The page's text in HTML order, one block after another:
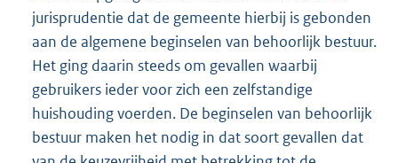
jurisprudentie dat de gemeente hierbij is gebonden
aan de algemene beginselen van behoorlijk bestuur.
Het ging daarin steeds om gevallen waarbij
gebruikers ieder voor zich een zelfstandige
huishouding voerden. De beginselen van behoorlijk
bestuur maken het nodig in dat soort gevallen dat